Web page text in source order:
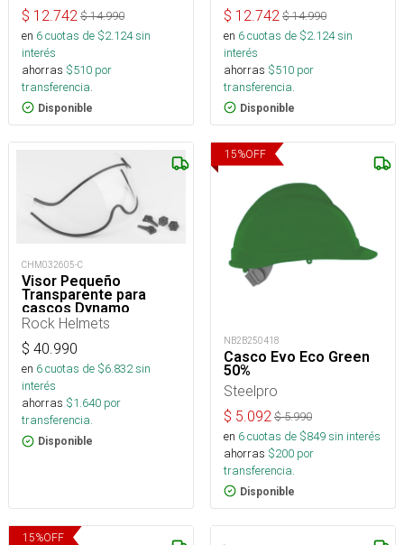
$ 12.742 $14.990
en 6cuotas de $2.124sin
interés
ahorras $510 por
transferencia.
Disponible
$ 12.742 $14.990
en 6cuotas de $2.124sin
interés
ahorras $510 por
transferencia.
Disponible
CHM032605-C
Visor Pequeño
Transparente para
cascos Dynamo
Rock Helmets
$ 40.990
en 6cuotas de $6.832sin
interés
ahorras $1.640 por
transferencia.
Disponible
15%OFF
NB2B250418
Casco Evo Eco Green
50%
Steelpro
$ 5.092 $5.990
en 6cuotas de $849sin interés
ahorras $200 por
transferencia.
Disponible
15%OFF